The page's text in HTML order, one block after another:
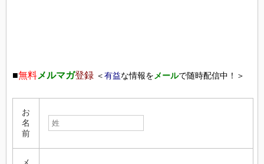
■無料メルマガ登録 ＜有益な情報を メールで随時配信中！＞
お
名
前
メ